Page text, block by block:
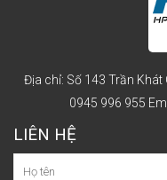
Địa chỉ: Số 143 Trần Khát
0945 996 955
LIÊN HỆ